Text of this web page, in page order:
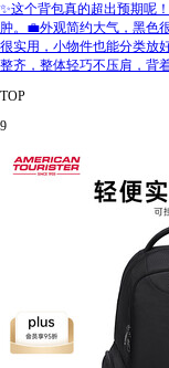
✨这个背包真的超出预期呢
肿。💼外观简约大气，黑色
很实用，小物件也能分类放
整齐，整体轻巧不压肩，背
TOP
9